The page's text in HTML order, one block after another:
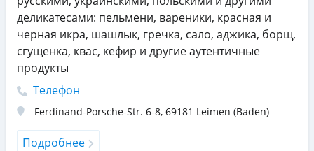
деликатесами: пельмени, вареники, красная и
черная икра, шашлык, гречка, сало, аджика, борщ,
сгущенка, квас, кефир и другие аутентичные
продукты
Телефон
Ferdinand-Porsche-Str. 6-8, 69181 Leimen (Baden)
Подробнее